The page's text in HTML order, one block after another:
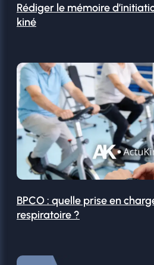
Rédiger le mémoire
kiné
BPCO : quelle prise en
respiratoire ?